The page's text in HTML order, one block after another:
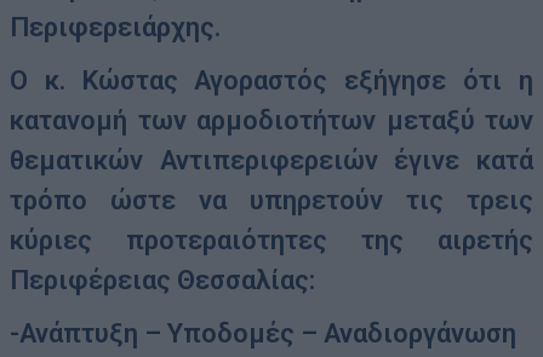
Περιφερειάρχης.
Ο κ. Κώστας Αγοραστός εξήγησε ότι η
κατανομή των αρμοδιοτήτων μεταξύ των
θεματικών Αντιπεριφερειών έγινε κατά
τρόπο ώστε να υπηρετούν τις τρεις
κύριες προτεραιότητες της αιρετής
Περιφέρειας Θεσσαλίας:
-Ανάπτυξη – Υποδομές – Αναδιοργάνωση